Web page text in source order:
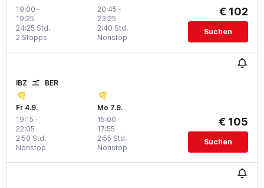
19:00 -
19:25
2 Stopps
24:25 Std.
20:45 -
23:25
Nonstop
2:40 Std.
€ 102
Suchen
IBZ BER
Fr 4.9.
19:15 -
22:05
Nonstop
2:50 Std.
Mo 7.9.
15:00 -
17:55
Nonstop
2:55 Std.
€ 105
Suchen